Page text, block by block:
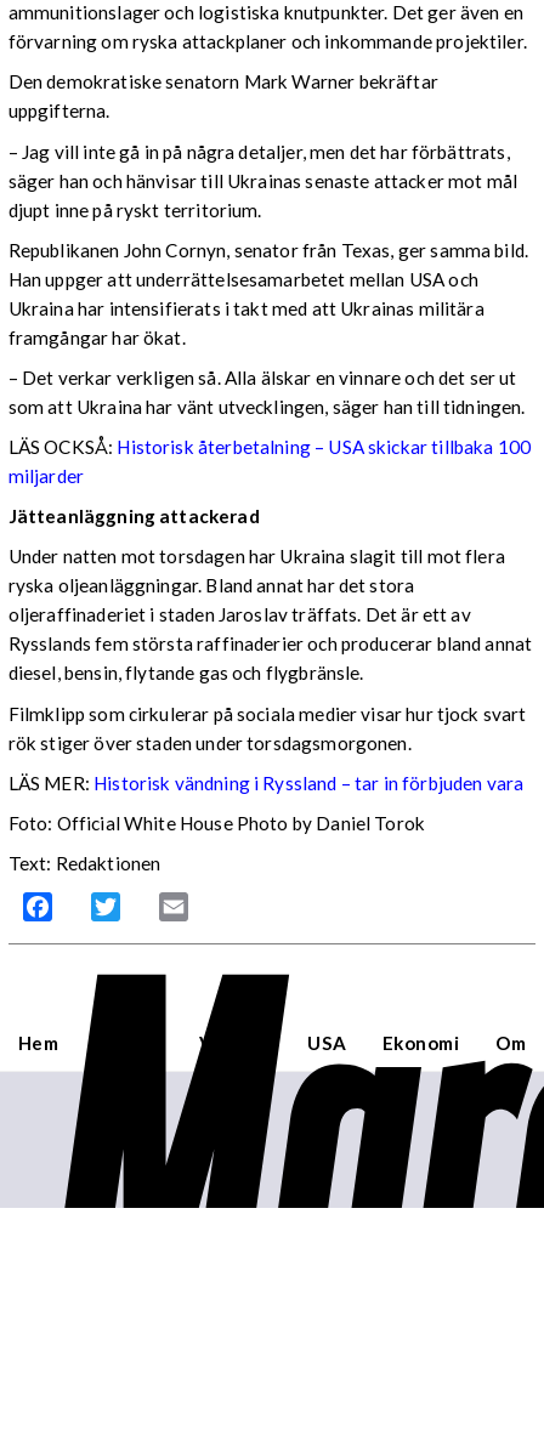
ammunitionslager och logistiska knutpunkter. Det ger även en
förvarning om ryska attackplaner och inkommande projektiler.
Den demokratiske senatorn Mark Warner bekräftar
uppgifterna.
– Jag vill inte gå in på några detaljer, men det har förbättrats,
säger han och hänvisar till Ukrainas senaste attacker mot mål
djupt inne på ryskt territorium.
Republikanen John Cornyn, senator från Texas, ger samma bild.
Han uppger att underrättelsesamarbetet mellan USA och
Ukraina har intensifierats i takt med att Ukrainas militära
framgångar har ökat.
– Det verkar verkligen så. Alla älskar en vinnare och det ser ut
som att Ukraina har vänt utvecklingen, säger han till tidningen.
LÄS OCKSÅ: Historisk återbetalning – USA skickar tillbaka 100
miljarder
Jätteanläggning attackerad
Under natten mot torsdagen har Ukraina slagit till mot flera
ryska oljeanläggningar. Bland annat har det stora
oljeraffinaderiet i staden Jaroslav träffats. Det är ett av
Rysslands fem största raffinaderier och producerar bland annat
diesel, bensin, flytande gas och flygbränsle.
Filmklipp som cirkulerar på sociala medier visar hur tjock svart
rök stiger över staden under torsdagsmorgonen.
LÄS MER: Historisk vändning i Ryssland – tar in förbjuden vara
Foto: Official White House Photo by Daniel Torok
Text: Redaktionen
Facebook Twitter
Hem Världen USA Ekonomi Om